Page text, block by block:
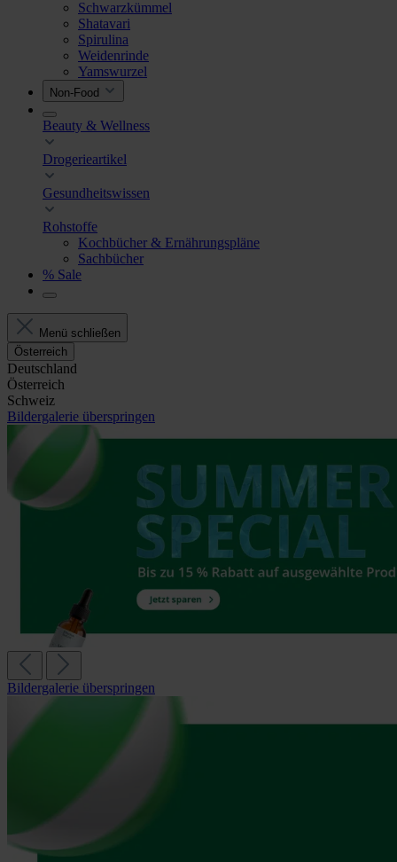
Schwarzkümmel
Shatavari
Spirulina
Weidenrinde
Yamswurzel
Non-Food
Beauty & Wellness
Drogerieartikel
Gesundheitswissen
Rohstoffe
Kochbücher & Ernährungspläne
Sachbücher
% Sale
Menü schließen
Österreich
Deutschland
Österreich
Schweiz
Bildergalerie überspringen
Bildergalerie überspringen